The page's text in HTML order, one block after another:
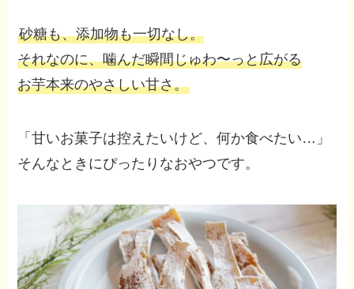
砂糖も、添加物も一切なし。
それなのに、噛んだ瞬間じゅわ〜っと広がる
お芋本来のやさしい甘さ。
「甘いお菓子は控えたいけど、何か食べたい…」
そんなときにぴったりなおやつです。